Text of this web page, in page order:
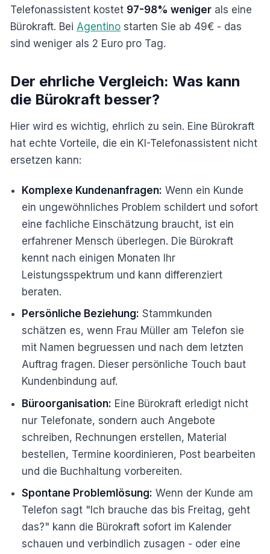
Telefonassistent kostet 97-98% weniger als eine
Bürokraft. Bei Agentino starten Sie ab 49€ - das
sind weniger als 2 Euro pro Tag.
Der ehrliche Vergleich: Was kann
die Bürokraft besser?
Hier wird es wichtig, ehrlich zu sein. Eine Bürokraft
hat echte Vorteile, die ein KI-Telefonassistent nicht
ersetzen kann:
Komplexe Kundenanfragen: Wenn ein Kunde
ein ungewöhnliches Problem schildert und sofort
eine fachliche Einschätzung braucht, ist ein
erfahrener Mensch überlegen. Die Bürokraft
kennt nach einigen Monaten Ihr
Leistungsspektrum und kann differenziert
beraten.
Persönliche Beziehung: Stammkunden
schätzen es, wenn Frau Müller am Telefon sie
mit Namen begruessen und nach dem letzten
Auftrag fragen. Dieser persönliche Touch baut
Kundenbindung auf.
Büroorganisation: Eine Bürokraft erledigt nicht
nur Telefonate, sondern auch Angebote
schreiben, Rechnungen erstellen, Material
bestellen, Termine koordinieren, Post bearbeiten
und die Buchhaltung vorbereiten.
Spontane Problemlösung: Wenn der Kunde am
Telefon sagt "Ich brauche das bis Freitag, geht
das?" kann die Bürokraft sofort im Kalender
schauen und verbindlich zusagen - oder eine